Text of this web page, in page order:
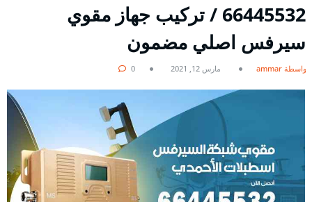
66445532 / تركيب جهاز مقوي
سيرفس اصلي مضمون
بواسطة ammar مارس 12, 2021 0